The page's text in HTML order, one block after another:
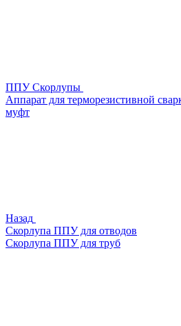
ППУ Скорлупы
Аппарат для терморезистивной
муфт
Назад
Скорлупа ППУ для отводов
Скорлупа ППУ для труб